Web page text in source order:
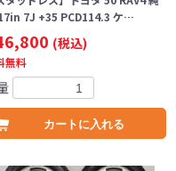
7J +35 PCD114.3 ケ…
(税込)
無料
カートに入れる